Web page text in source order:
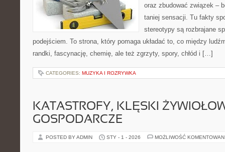
oraz zbudować związek –
taniej sensacji. Tu fakty
stereotypy są rozbrajane
podejściem. To strona, który pomaga układać to, co między
randki, fascynację, chemię, ale też zgrzyty, spory, chłód i […]
CATEGORIES: MUZYKA I ROZRYWKA
KATASTROFY, KLĘSKI
GOSPODARCZE
POSTED BY ADMIN STY - 1 - 2026 MOŻLIWOŚĆ